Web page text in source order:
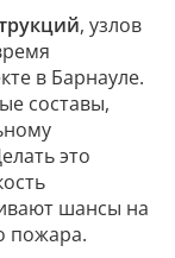
, узлов
в Барнауле.
составы,
это
шансы на
пожара.